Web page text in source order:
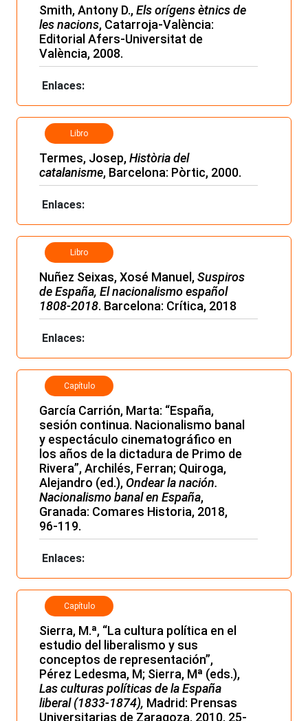
Smith, Antony D.,Els orígens ètnics de
les nacions, Catarroja-València:
Editorial Afers-Universitat de
València, 2008.
Enlaces:
Libro
Termes, Josep,Història del
catalanisme, Barcelona: Pòrtic, 2000.
Enlaces:
Libro
Nuñez Seixas, Xosé Manuel,Suspiros
de España, El nacionalismo español
1808-2018. Barcelona: Crítica, 2018
Enlaces:
Capítulo
García Carrión, Marta: “España,
sesión continua. Nacionalismo banal
y espectáculo cinematográfico en
los años de la dictadura de Primo de
Rivera”, Archilés, Ferran; Quiroga,
Alejandro (ed.), Ondear la nación.
Nacionalismo banal en España,
Granada: Comares Historia, 2018,
96-119.
Enlaces:
Capítulo
Sierra, M.ª, “La cultura política en el
estudio del liberalismo y sus
conceptos de representación”,
Pérez Ledesma, M; Sierra, Mª (eds.),
Las culturas políticas de la España
liberal (1833-1874), Madrid: Prensas
Universitarias de Zaragoza, 2010, 25-